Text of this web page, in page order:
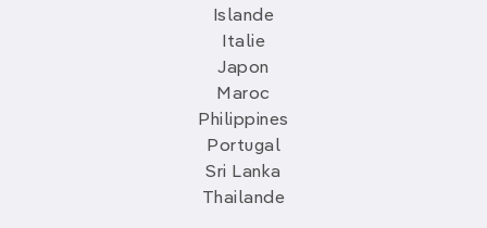
Islande
Italie
Japon
Maroc
Philippines
Portugal
Sri Lanka
Thailande